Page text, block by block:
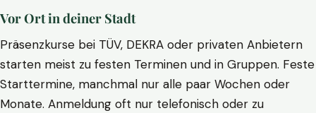
Vor Ort in deiner Stadt
Präsenzkurse bei TÜV, DEKRA oder privaten Anbietern
starten meist zu festen Terminen und in Gruppen. Feste
Starttermine, manchmal nur alle paar Wochen oder
Monate. Anmeldung oft nur telefonisch oder zu